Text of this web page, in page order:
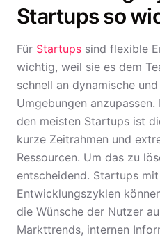
Startups so
Für Startups sind flexible
wichtig, weil sie es dem
schnell an dynamische
Umgebungen
den meisten Startups ist
kurze Zeitrahmen und
Ressourcen. Um das zu
entscheidend. Startups
Entwicklungszyklen
die Wünsche der Nutzer
Markttrends, internen